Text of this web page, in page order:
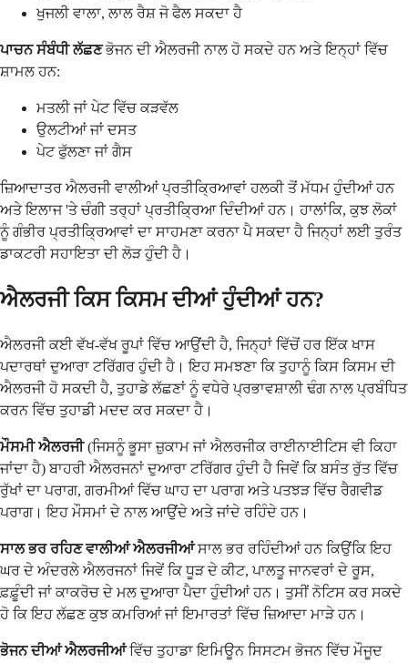
ਖੁਜਲੀ ਵਾਲਾ, ਲਾਲ ਰੈਸ਼ ਜੋ ਫੈਲ ਸਕਦਾ ਹੈ
ਪਾਚਨ ਸੰਬੰਧੀ ਲੱਛਣਭੋਜਨ ਦੀ ਐਲਰਜੀ ਨਾਲ ਹੋ ਸਕਦੇ ਹਨ ਅਤੇ ਇਨ੍ਹਾਂ ਵਿੱਚ
ਸ਼ਾਮਲ ਹਨ:
ਮਤਲੀ ਜਾਂ ਪੇਟ ਵਿੱਚ ਕੜਵੱਲ
ਉਲਟੀਆਂ ਜਾਂ ਦਸਤ
ਪੇਟ ਫੁੱਲਣਾ ਜਾਂ ਗੈਸ
ਜ਼ਿਆਦਾਤਰ ਐਲਰਜੀ ਵਾਲੀਆਂ ਪ੍ਰਤੀਕ੍ਰਿਆਵਾਂ ਹਲਕੀ ਤੋਂ ਮੱਧਮ ਹੁੰਦੀਆਂ ਹਨ
ਅਤੇ ਇਲਾਜ 'ਤੇ ਚੰਗੀ ਤਰ੍ਹਾਂ ਪ੍ਰਤੀਕ੍ਰਿਆ ਦਿੰਦੀਆਂ ਹਨ। ਹਾਲਾਂਕਿ, ਕੁਝ ਲੋਕਾਂ
ਨੂੰ ਗੰਭੀਰ ਪ੍ਰਤੀਕ੍ਰਿਆਵਾਂ ਦਾ ਸਾਹਮਣਾ ਕਰਨਾ ਪੈ ਸਕਦਾ ਹੈ ਜਿਨ੍ਹਾਂ ਲਈ ਤੁਰੰਤ
ਡਾਕਟਰੀ ਸਹਾਇਤਾ ਦੀ ਲੋੜ ਹੁੰਦੀ ਹੈ।
ਐਲਰਜੀ ਕਿਸ ਕਿਸਮ ਦੀਆਂ ਹੁੰਦੀਆਂ ਹਨ?
ਐਲਰਜੀ ਕਈ ਵੱਖ-ਵੱਖ ਰੂਪਾਂ ਵਿੱਚ ਆਉਂਦੀ ਹੈ, ਜਿਨ੍ਹਾਂ ਵਿੱਚੋਂ ਹਰ ਇੱਕ ਖਾਸ
ਪਦਾਰਥਾਂ ਦੁਆਰਾ ਟਰਿੱਗਰ ਹੁੰਦੀ ਹੈ। ਇਹ ਸਮਝਣਾ ਕਿ ਤੁਹਾਨੂੰ ਕਿਸ ਕਿਸਮ ਦੀ
ਐਲਰਜੀ ਹੋ ਸਕਦੀ ਹੈ, ਤੁਹਾਡੇ ਲੱਛਣਾਂ ਨੂੰ ਵਧੇਰੇ ਪ੍ਰਭਾਵਸ਼ਾਲੀ ਢੰਗ ਨਾਲ ਪ੍ਰਬੰਧਿਤ
ਕਰਨ ਵਿੱਚ ਤੁਹਾਡੀ ਮਦਦ ਕਰ ਸਕਦਾ ਹੈ।
ਮੌਸਮੀ ਐਲਰਜੀ(ਜਿਸਨੂੰ ਭੂਸਾ ਜ਼ੁਕਾਮ ਜਾਂ ਐਲਰਜੀਕ ਰਾਈਨਾਈਟਿਸ ਵੀ ਕਿਹਾ
ਜਾਂਦਾ ਹੈ) ਬਾਹਰੀ ਐਲਰਜਨਾਂ ਦੁਆਰਾ ਟਰਿੱਗਰ ਹੁੰਦੀ ਹੈ ਜਿਵੇਂ ਕਿ ਬਸੰਤ ਰੁੱਤ ਵਿੱਚ
ਰੁੱਖਾਂ ਦਾ ਪਰਾਗ, ਗਰਮੀਆਂ ਵਿੱਚ ਘਾਹ ਦਾ ਪਰਾਗ ਅਤੇ ਪਤਝੜ ਵਿੱਚ ਰੈਗਵੀਡ
ਪਰਾਗ। ਇਹ ਮੌਸਮਾਂ ਦੇ ਨਾਲ ਆਉਂਦੇ ਅਤੇ ਜਾਂਦੇ ਰਹਿੰਦੇ ਹਨ।
ਸਾਲ ਭਰ ਰਹਿਣ ਵਾਲੀਆਂ ਐਲਰਜੀਆਂਸਾਲ ਭਰ ਰਹਿੰਦੀਆਂ ਹਨ ਕਿਉਂਕਿ ਇਹ
ਘਰ ਦੇ ਅੰਦਰਲੇ ਐਲਰਜਨਾਂ ਜਿਵੇਂ ਕਿ ਧੂੜ ਦੇ ਕੀਟ, ਪਾਲਤੂ ਜਾਨਵਰਾਂ ਦੇ ਰੂਸ,
ਫ਼ਫ਼ੂੰਦੀ ਜਾਂ ਕਾਕਰੋਚ ਦੇ ਮਲ ਦੁਆਰਾ ਪੈਦਾ ਹੁੰਦੀਆਂ ਹਨ। ਤੁਸੀਂ ਨੋਟਿਸ ਕਰ ਸਕਦੇ
ਹੋ ਕਿ ਇਹ ਲੱਛਣ ਕੁਝ ਕਮਰਿਆਂ ਜਾਂ ਇਮਾਰਤਾਂ ਵਿੱਚ ਜ਼ਿਆਦਾ ਮਾੜੇ ਹਨ।
ਭੋਜਨ ਦੀਆਂ ਐਲਰਜੀਆਂਵਿੱਚ ਤੁਹਾਡਾ ਇਮਿਊਨ ਸਿਸਟਮ ਭੋਜਨ ਵਿੱਚ ਮੌਜੂਦ